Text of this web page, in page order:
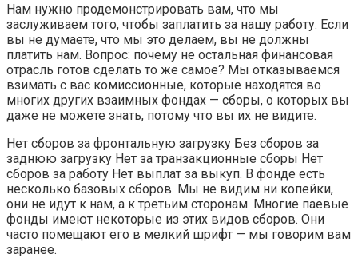
Нам нужно продемонстрировать вам, что мы
заслуживаем того, чтобы заплатить за нашу работу. Если
вы не думаете, что мы это делаем, вы не должны
платить нам. Вопрос: почему не остальная финансовая
отрасль готов сделать то же самое? Мы отказываемся
взимать с вас комиссионные, которые находятся во
многих других взаимных фондах — сборы, о которых вы
даже не можете знать, потому что вы их не видите.
Нет сборов за фронтальную загрузку Без сборов за
заднюю загрузку Нет за транзакционные сборы Нет
сборов за работу Нет выплат за выкуп. В фонде есть
несколько базовых сборов. Мы не видим ни копейки,
они не идут к нам, а к третьим сторонам. Многие паевые
фонды имеют некоторые из этих видов сборов. Они
часто помещают его в мелкий шрифт — мы говорим вам
заранее.